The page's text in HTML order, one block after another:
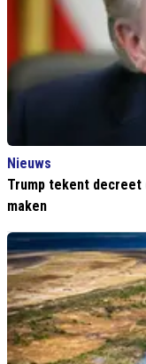
Nieuws
Trump tekent
maken